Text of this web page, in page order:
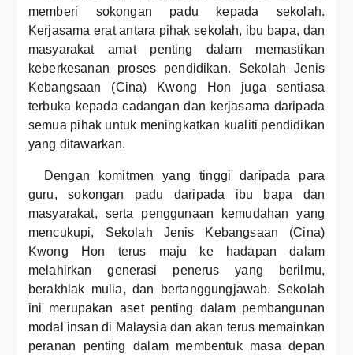
memberi sokongan padu kepada sekolah.
Kerjasama erat antara pihak sekolah, ibu bapa, dan
masyarakat amat penting dalam memastikan
keberkesanan proses pendidikan. Sekolah Jenis
Kebangsaan (Cina) Kwong Hon juga sentiasa
terbuka kepada cadangan dan kerjasama daripada
semua pihak untuk meningkatkan kualiti pendidikan
yang ditawarkan.
Dengan komitmen yang tinggi daripada para
guru, sokongan padu daripada ibu bapa dan
masyarakat, serta penggunaan kemudahan yang
mencukupi, Sekolah Jenis Kebangsaan (Cina)
Kwong Hon terus maju ke hadapan dalam
melahirkan generasi penerus yang berilmu,
berakhlak mulia, dan bertanggungjawab. Sekolah
ini merupakan aset penting dalam pembangunan
modal insan di Malaysia dan akan terus memainkan
peranan penting dalam membentuk masa depan